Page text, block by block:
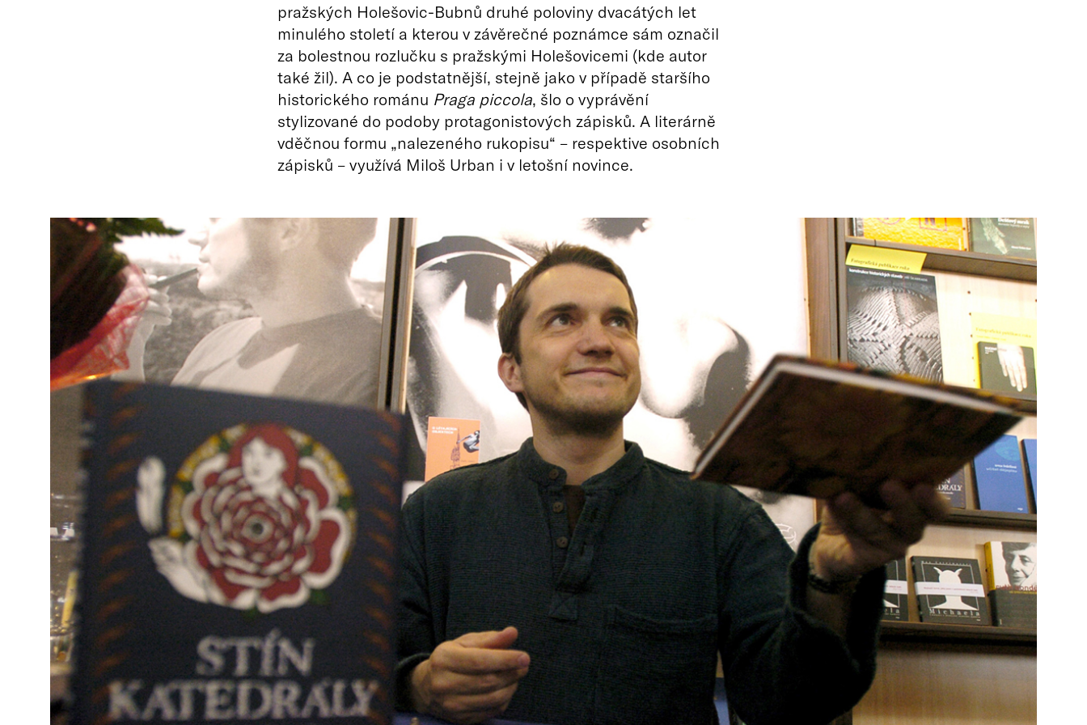
pražských Holešovic-Bubnů druhé poloviny dvacátých let
minulého století a kterou v závěrečné poznámce sám označil
za bolestnou rozlučku s pražskými Holešovicemi (kde autor
také žil). A co je podstatnější, stejně jako v případě staršího
historického románu Praga piccola, šlo o vyprávění
stylizované do podoby protagonistových zápisků. A literárně
vděčnou formu „nalezeného rukopisu“ – respektive osobních
zápisků – využívá Miloš Urban i v letošní novince.